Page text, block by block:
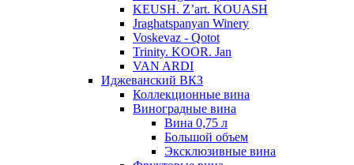
KEUSH. Z’art. KOUASH
Jraghatspanyan Winery
Voskevaz - Qotot
Trinity. KOOR. Jan
VAN ARDI
Иджеванский ВКЗ
Коллекционные вина
Виноградные вина
Вина 0,75 л
Большой объем
Эксклюзивные вина